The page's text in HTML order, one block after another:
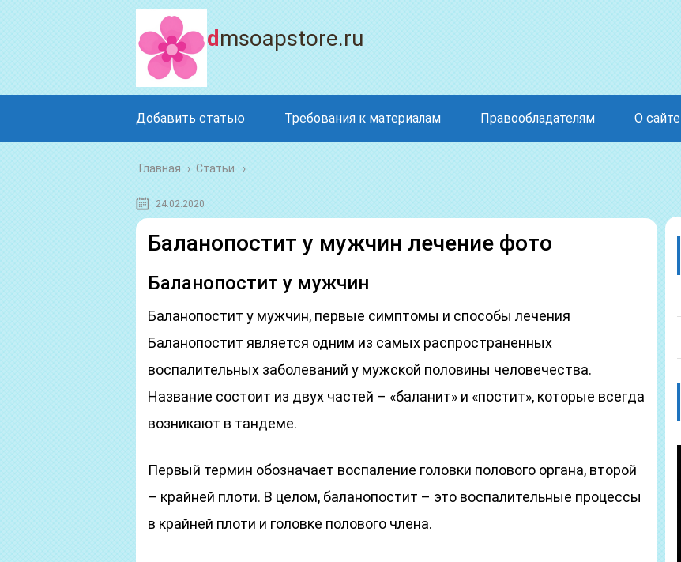
dmsoapstore.ru
Добавить статью Требования к материалам Правообладателям О сайте
Главная › Статьи
24.02.2020
Баланопостит у мужчин лечение фото
Баланопостит у мужчин
Баланопостит у мужчин, первые симптомы и способы лечения
Баланопостит является одним из самых распространенных
воспалительных заболеваний у мужской половины человечества.
Название состоит из двух частей – «баланит» и «постит», которые всегда
возникают в тандеме.
Первый термин обозначает воспаление головки полового органа, второй
– крайней плоти. В целом, баланопостит – это воспалительные процессы
в крайней плоти и головке полового члена.